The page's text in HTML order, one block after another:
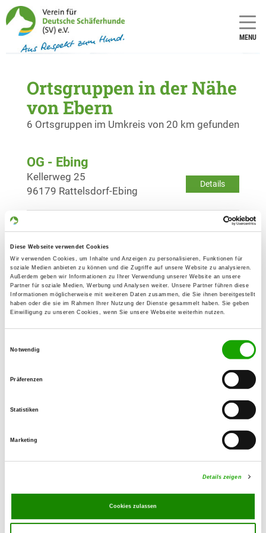
Diese Webseite verwendet Cookies
Wir verwenden Cookies, um Inhalte und Anzeigen zu personalisieren, Funktionen für
soziale Medien anbieten zu können und die Zugriffe auf unsere Website zu analysieren.
Außerdem geben wir Informationen zu Ihrer Verwendung unserer Website an unsere
Partner für soziale Medien, Werbung und Analysen weiter. Unsere Partner führen diese
Informationen möglicherweise mit weiteren Daten zusammen, die Sie ihnen bereitgestellt
haben oder die sie im Rahmen Ihrer Nutzung der Dienste gesammelt haben. Sie geben
Einwilligung zu unseren Cookies, wenn Sie unsere Webseite weiterhin nutzen.
Notwendig
Präferenzen
Statistiken
Marketing
Details zeigen
Cookies zulassen
MENU
Ortsgruppen in der Nähe
von Ebern
6 Ortsgruppen im Umkreis von 20 km gefunden
OG - Ebing
Details
Kellerweg 25
96179 Rattelsdorf-Ebing
OG - Ermershausen
Sportplatzweg
96126 Ermershausen
OG - Heubach
Reutersbrunner Weg
OG - Untersiemau-Weißenbrunn e.V.
Details
Seewiesenstr. 15
Am Ochsenanger 8
96231 Bad Staffelstein
OG - Zeil a. Main
Details
97475 Zeil am Main